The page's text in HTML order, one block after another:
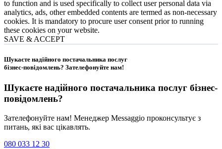
to function and is used specifically to collect user personal data via
analytics, ads, other embedded contents are termed as non-necessary
cookies. It is mandatory to procure user consent prior to running
these cookies on your website.
SAVE & ACCEPT
Шукаєте надійного постачальника послуг
бізнес-повідомлень? Зателефонуйте нам!
Шукаєте надійного постачальника послуг бізнес-
повідомлень?
Зателефонуйте нам! Менеджер Messaggio проконсультує з
питань, які вас цікавлять.
080 033 12 30